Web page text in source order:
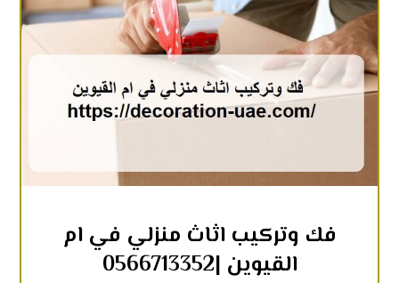
فك وتركيب اثاث منزلي في ام
القيوين |0566713352